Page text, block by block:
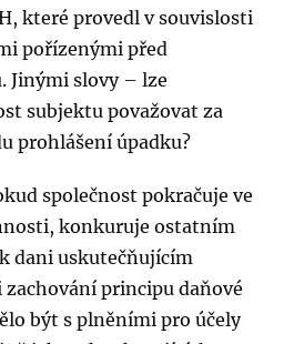
které provedl v souvislosti
pořízenými před
Jinými slovy – lze
subjektu považovat za
prohlášení úpadku?
společnost pokračuje ve
konkuruje ostatním
dani uskutečňujícím
principu daňové
být s plněními pro účely